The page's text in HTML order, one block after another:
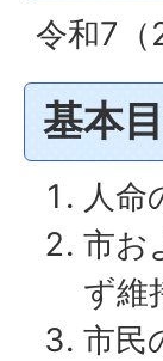
令和7（
基本
人命
市お
ず維
市民